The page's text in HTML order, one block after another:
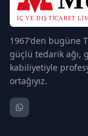
1967'den bugüne
güçlü tedarik ağı,
kabiliyetiyle
ortağıyız.